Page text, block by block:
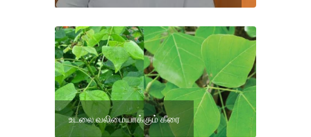
உடலை வலிமையாக்கும் கீரை